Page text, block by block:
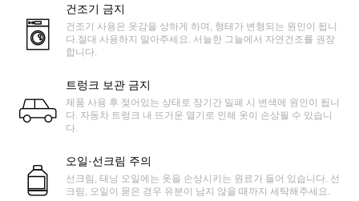
건조기 금지
건조기 사용은 옷감을 상하게 하며, 형태가 변형되는 원인이 됩니
다.절대 사용하지 말아주세요. 서늘한 그늘에서 자연건조를 권장
합니다.
트렁크 보관 금지
제품 사용 후 젖어있는 상태로 장기간 밀폐 시 변색에 원인이 됩니
다. 자동차 트렁크 내 뜨거운 열기로 인해 옷이 손상될 수 있습니
다.
오일·선크림 주의
선크림, 태닝 오일에는 옷을 손상시키는 원료가 들어 있습니다. 선
크림, 오일이 묻은 경우 유분이 남지 않을 때까지 세탁해주세요.